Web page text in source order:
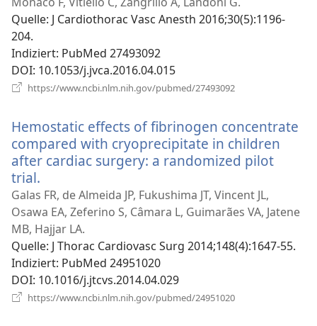
Quelle‎: J Cardiothorac Vasc Anesth 2016;30(5):1196-
204.
Indiziert‎: PubMed 27493092
DOI‎: 10.1053/j.jvca.2016.04.015
https://www.ncbi.nlm.nih.gov/pubmed/27493092
Hemostatic effects of fibrinogen concentrate
compared with cryoprecipitate in children
after cardiac surgery: a randomized pilot
trial.
neues
Fenster)
Galas FR, de Almeida JP, Fukushima JT, Vincent JL,
Osawa EA, Zeferino S, Câmara L, Guimarães VA, Jatene
MB, Hajjar LA.
Quelle‎: J Thorac Cardiovasc Surg 2014;148(4):1647-55.
Indiziert‎: PubMed 24951020
DOI‎: 10.1016/j.jtcvs.2014.04.029
https://www.ncbi.nlm.nih.gov/pubmed/24951020